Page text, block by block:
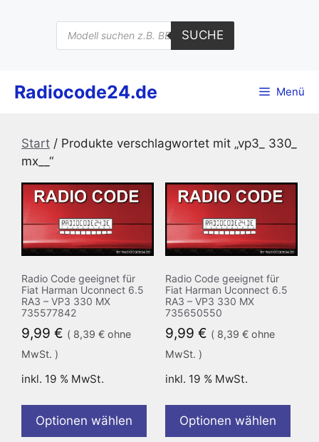
Products
search
SUCHE
Radiocode24.de Menü
Start / Produkte verschlagwortet mit „vp3_ 330_
mx__“
Radio Code geeignet für
Fiat Harman Uconnect 6.5
RA3 – VP3 330 MX
735577842
9,99 € ( 8,39 € ohne
MwSt. )
inkl. 19 % MwSt.
Optionen wählen
Radio Code geeignet für
Fiat Harman Uconnect 6.5
RA3 – VP3 330 MX
735650550
9,99 € ( 8,39 €ohne
MwSt. )
inkl. 19 % MwSt.
Optionen wählen